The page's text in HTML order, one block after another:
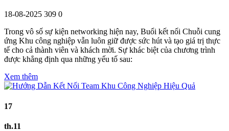
18-08-2025 309 0
Trong vô số sự kiện networking hiện nay, Buổi kết nối Chuỗi cung
ứng Khu công nghiệp vẫn luôn giữ được sức hút và tạo giá trị thực
tế cho cả thành viên và khách mời. Sự khác biệt của chương trình
được khẳng định qua những yếu tố sau:
Xem thêm
17
th.11